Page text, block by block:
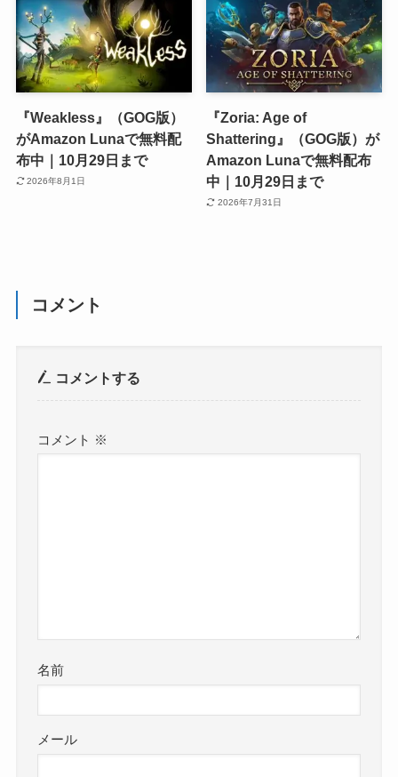
『Weakless』（GOG版）
がAmazon Lunaで無料配
布中｜10月29日まで
2026年8月1日
『Zoria: Age of
Shattering』（GOG版）が
Amazon Lunaで無料配布
中｜10月29日まで
2026年7月31日
コメント
コメントする
コメント ※
名前
メール